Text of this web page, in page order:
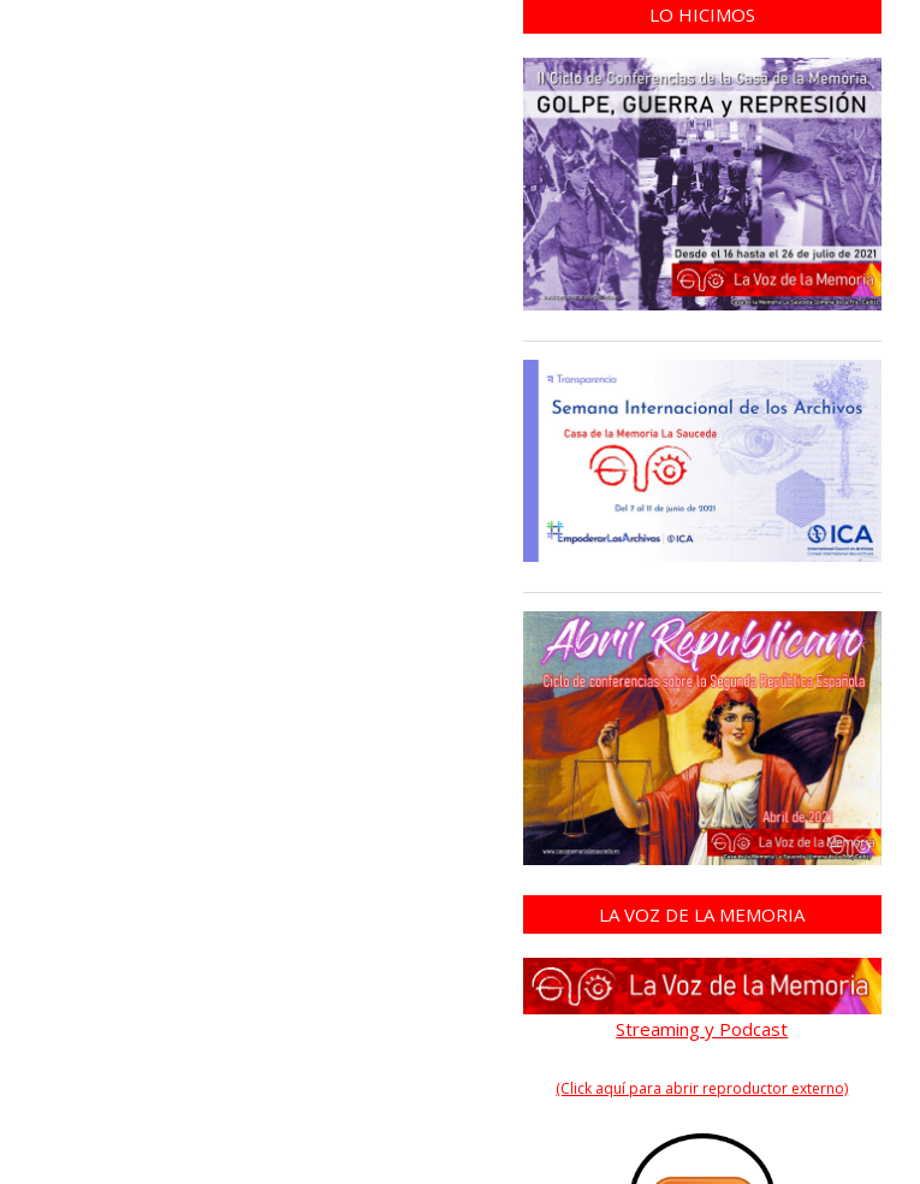
LO HICIMOS
LA VOZ DE LA MEMORIA
Streaming y Podcast
(Click aquí para abrir reproductor externo)